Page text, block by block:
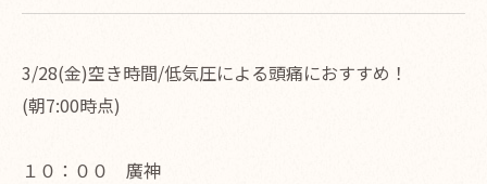
3/28(金)空き時間/低気圧による頭痛におすすめ！
(朝7:00時点)
１０：００ 廣神